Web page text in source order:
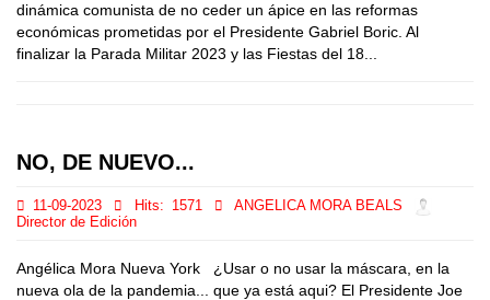
dinámica comunista de no ceder un ápice en las reformas
económicas prometidas por el Presidente Gabriel Boric. Al
finalizar la Parada Militar 2023 y las Fiestas del 18...
NO, DE NUEVO...
11-09-2023 Hits: 1571
ANGELICA MORA BEALS
Director de Edición
Angélica Mora Nueva York ¿Usar o no usar la máscara, en la
nueva ola de la pandemia... que ya está aqui? El Presidente Joe